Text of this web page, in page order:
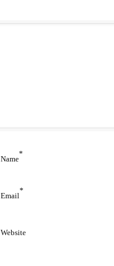
Name
*
Email
*
Website